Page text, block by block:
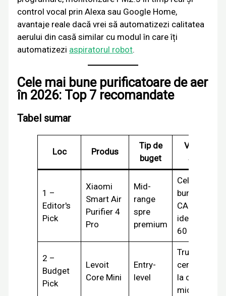
control vocal prin Alexa sau Google Home,
avantaje reale dacă vrei să automatizezi calitatea
aerului din casă similar cu modul în care îți
automatizezi aspiratorul robot.
Cele mai bune purificatoare de aer
în 2026: Top 7 recomandate
Tabel sumar
Loc Produs
Tip de
buget
Verdict
scurt
1 –
Editor's
Pick
Xiaomi
Smart Air
Purifier 4
Pro
Mid-
range
spre
premium
Cel mai
bun
CADR/preț,
ideal 35-
60 m²
2 –
Budget
Pick
Levoit
Core Mini
Entry-
level
True HEPA
certificat
la cel mai
mic preț